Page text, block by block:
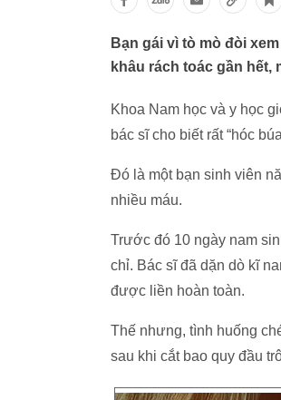
Bạn gái vì tò mò đòi
khâu rách toác gần
Khoa Nam học và y học
bác sĩ cho biết rất “hóc
Đó là một bạn sinh viên
nhiều máu.
Trước đó 10 ngày nam
chỉ. Bác sĩ đã dặn dò kĩ
được liền hoàn toàn.
Thế nhưng, tình huống
sau khi cắt bao quy đầu